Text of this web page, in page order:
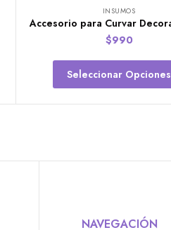
INSUMOS
$990
Seleccionar Opciones
NAVEGACIÓN